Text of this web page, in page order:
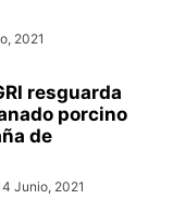
2021
resguarda
porcino
de
Junio, 2021